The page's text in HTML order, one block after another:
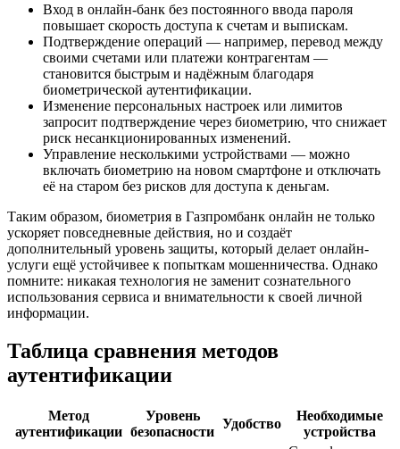
Вход в онлайн-банк без постоянного ввода пароля
повышает скорость доступа к счетам и выпискам.
Подтверждение операций — например, перевод между
своими счетами или платежи контрагентам —
становится быстрым и надёжным благодаря
биометрической аутентификации.
Изменение персональных настроек или лимитов
запросит подтверждение через биометрию, что снижает
риск несанкционированных изменений.
Управление несколькими устройствами — можно
включать биометрию на новом смартфоне и отключать
её на старом без рисков для доступа к деньгам.
Таким образом, биометрия в Газпромбанк онлайн не только
ускоряет повседневные действия, но и создаёт
дополнительный уровень защиты, который делает онлайн-
услуги ещё устойчивее к попыткам мошенничества. Однако
помните: никакая технология не заменит сознательного
использования сервиса и внимательности к своей личной
информации.
Таблица сравнения методов
аутентификации
Метод
аутентификации
Уровень
безопасности
Удобство
Необходимые
устройства